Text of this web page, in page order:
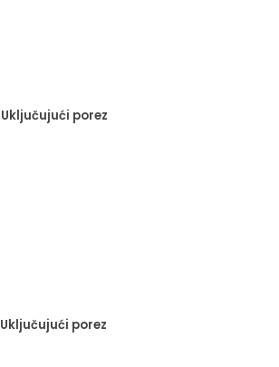
Uključujući porez
Uključujući porez